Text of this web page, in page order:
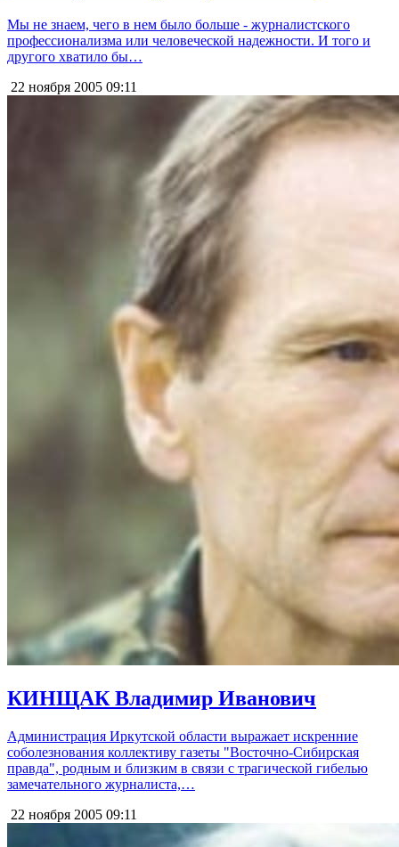
Мы не знаем, чего в нем было больше - журналистского
профессионализма или человеческой надежности. И того и
другого хватило бы…
22 ноября 2005 09:11
КИНЩАК Владимир Иванович
Администрация Иркутской области выражает искренние
соболезнования коллективу газеты "Восточно-Сибирская
правда", родным и близким в связи с трагической гибелью
замечательного журналиста,…
22 ноября 2005 09:11